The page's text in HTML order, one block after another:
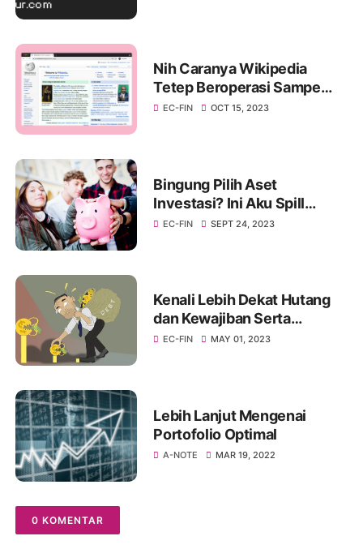
Nih Caranya Wikipedia
Tetep Beroperasi Sampe
Sekarang
EC-FIN OCT 15, 2023
Bingung Pilih Aset
Investasi? Ini Aku Spill
Caranya
EC-FIN SEPT 24, 2023
Kenali Lebih Dekat Hutang
dan Kewajiban Serta
Perbedaannya
EC-FIN MAY 01, 2023
Lebih Lanjut Mengenai
Portofolio Optimal
A-NOTE MAR 19, 2022
0 KOMENTAR